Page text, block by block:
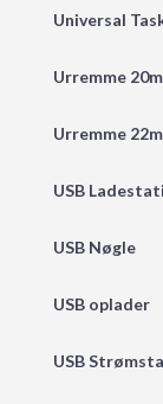
Universal
Urremme
Urremme
USB
USB Nøgle
USB oplader
USB